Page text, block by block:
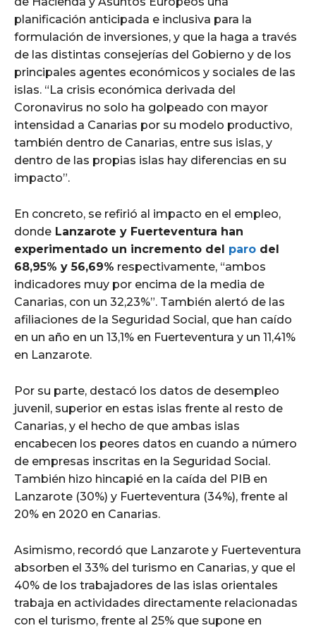
planificación anticipada e inclusiva para la
formulación de inversiones, y que la haga a través
de las distintas consejerías del Gobierno y de los
principales agentes económicos y sociales de las
islas. “La crisis económica derivada del
Coronavirus no solo ha golpeado con mayor
intensidad a Canarias por su modelo productivo,
también dentro de Canarias, entre sus islas, y
dentro de las propias islas hay diferencias en su
impacto”.
En concreto, se refirió al impacto en el empleo,
donde Lanzarote y Fuerteventura han
experimentado un incremento del paro del
68,95% y 56,69% respectivamente, “ambos
indicadores muy por encima de la media de
Canarias, con un 32,23%”. También alertó de las
afiliaciones de la Seguridad Social, que han caído
en un año en un 13,1% en Fuerteventura y un 11,41%
en Lanzarote.
Por su parte, destacó los datos de desempleo
juvenil, superior en estas islas frente al resto de
Canarias, y el hecho de que ambas islas
encabecen los peores datos en cuando a número
de empresas inscritas en la Seguridad Social.
También hizo hincapié en la caída del PIB en
Lanzarote (30%) y Fuerteventura (34%), frente al
20% en 2020 en Canarias.
Asimismo, recordó que Lanzarote y Fuerteventura
absorben el 33% del turismo en Canarias, y que el
40% de los trabajadores de las islas orientales
trabaja en actividades directamente relacionadas
con el turismo, frente al 25% que supone en